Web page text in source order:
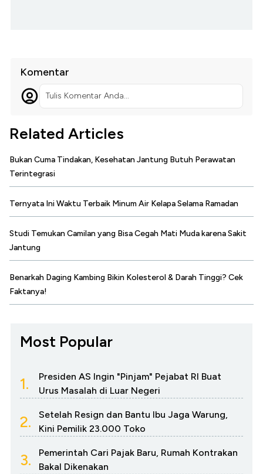
Komentar
Tulis Komentar Anda...
Related Articles
Bukan Cuma Tindakan, Kesehatan Jantung Butuh Perawatan
Terintegrasi
Ternyata Ini Waktu Terbaik Minum Air Kelapa Selama Ramadan
Studi Temukan Camilan yang Bisa Cegah Mati Muda karena Sakit
Jantung
Benarkah Daging Kambing Bikin Kolesterol & Darah Tinggi? Cek
Faktanya!
Most Popular
1.
Presiden AS Ingin "Pinjam" Pejabat RI Buat
Urus Masalah di Luar Negeri
2.
Setelah Resign dan Bantu Ibu Jaga Warung,
Kini Pemilik 23.000 Toko
3.
Pemerintah Cari Pajak Baru, Rumah Kontrakan
Bakal Dikenakan